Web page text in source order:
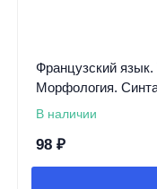
Французский язык.
Морфология.
В наличии
98 ₽